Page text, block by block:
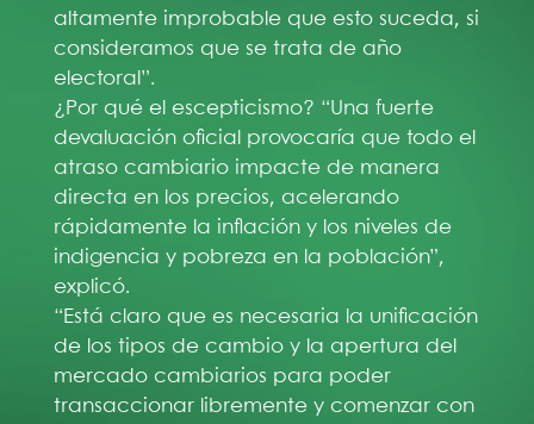
altamente improbable que esto suceda, si
consideramos que se trata de año
electoral”.
¿Por qué el escepticismo? “Una fuerte
devaluación oficial provocaría que todo el
atraso cambiario impacte de manera
directa en los precios, acelerando
rápidamente la inflación y los niveles de
indigencia y pobreza en la población”,
explicó.
“Está claro que es necesaria la unificación
de los tipos de cambio y la apertura del
mercado cambiarios para poder
transaccionar libremente y comenzar con